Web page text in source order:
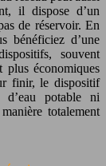
il dispose d’un
de réservoir. En
bénéficiez d’une
souvent
plus économiques
finir, le dispositif
d’eau potable ni
totalement